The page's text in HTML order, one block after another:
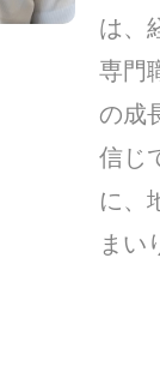
は、
専門
の成
信じ
に、
まい